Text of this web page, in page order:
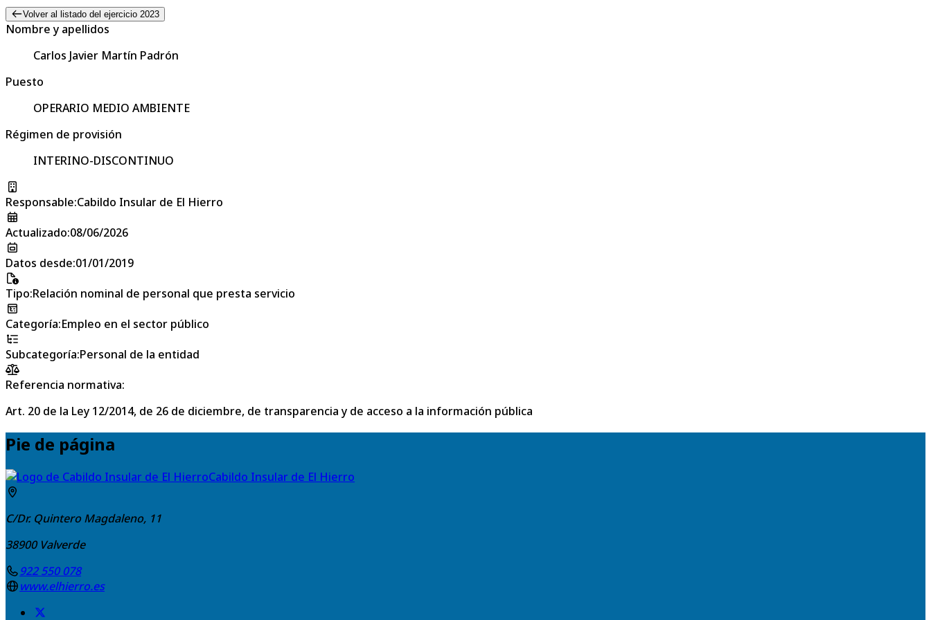
Volver al listado del ejercicio 2023
Nombre y apellidos
Carlos Javier Martín Padrón
Puesto
OPERARIO MEDIO AMBIENTE
Régimen de provisión
INTERINO-DISCONTINUO
Responsable:Cabildo Insular de El Hierro
Actualizado:08/06/2026
Datos desde:01/01/2019
Tipo:Relación nominal de personal que presta servicio
Categoría:Empleo en el sector público
Subcategoría:Personal de la entidad
Referencia normativa:
Art. 20 de la Ley 12/2014, de 26 de diciembre, de transparencia y de acceso a la información pública
Pie de página
Cabildo Insular de El Hierro
C/Dr. Quintero Magdaleno, 11
38900 Valverde
922 550 078
www.elhierro.es